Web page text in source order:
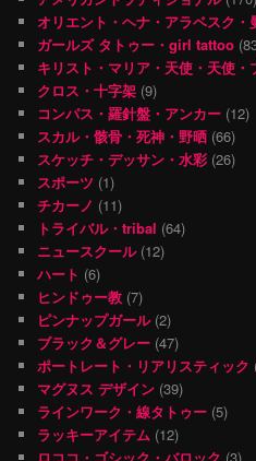
オリエント・ヘナ・アラベスク・
ガールズ タトゥー・girl tattoo
キリスト・マリア・天使・天使・
クロス・十字架 (9)
コンパス・羅針盤・アンカー (12)
スカル・骸骨・死神・野晒 (66)
スケッチ・デッサン・水彩 (26)
スポーツ (1)
チカーノ (11)
トライバル・tribal (64)
ニュースクール(12)
ハート (6)
ヒンドゥー教 (7)
ピンナップガール(2)
ブラック＆グレー (47)
ポートレート・リアリスティック
マグヌス デザイン (39)
ラインワーク・線タトゥー (5)
ラッキーアイテム (12)